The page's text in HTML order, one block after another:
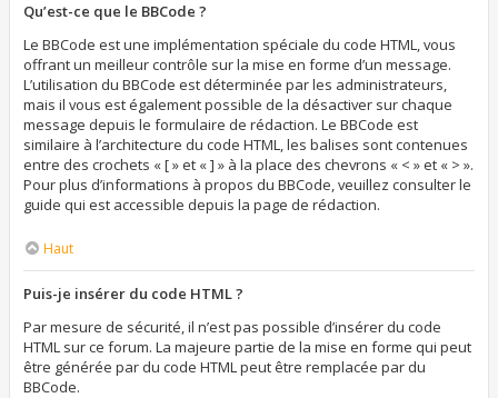
Qu’est-ce que le BBCode ?
Le BBCode est une implémentation spéciale du code HTML, vous
offrant un meilleur contrôle sur la mise en forme d’un message.
L’utilisation du BBCode est déterminée par les administrateurs,
mais il vous est également possible de la désactiver sur chaque
message depuis le formulaire de rédaction. Le BBCode est
similaire à l’architecture du code HTML, les balises sont contenues
entre des crochets « [ » et « ] » à la place des chevrons « < » et « > ».
Pour plus d’informations à propos du BBCode, veuillez consulter le
guide qui est accessible depuis la page de rédaction.
Haut
Puis-je insérer du code HTML ?
Par mesure de sécurité, il n’est pas possible d’insérer du code
HTML sur ce forum. La majeure partie de la mise en forme qui peut
être générée par du code HTML peut être remplacée par du
BBCode.